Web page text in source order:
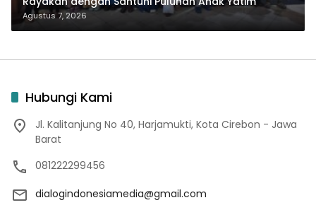
Agustus 7, 2026
Hubungi Kami
Jl. Kalitanjung No 40, Harjamukti, Kota Cirebon - Jawa
Barat
081222299456
dialogindonesiamedia@gmail.com